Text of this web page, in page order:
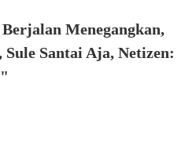
Menegangkan,
Sule Santai Aja, Netizen: